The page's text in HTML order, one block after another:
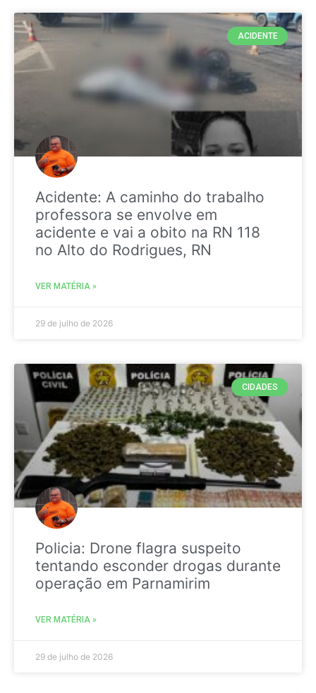
ACIDENTE
Acidente: A caminho do trabalho
professora se envolve em
acidente e vai a obito na RN 118
no Alto do Rodrigues, RN
VER MATÉRIA »
29 de julho de 2026
CIDADES
Policia: Drone flagra suspeito
tentando esconder drogas durante
operação em Parnamirim
VER MATÉRIA »
29 de julho de 2026